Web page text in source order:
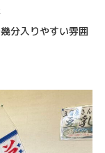
分入りやすい雰囲